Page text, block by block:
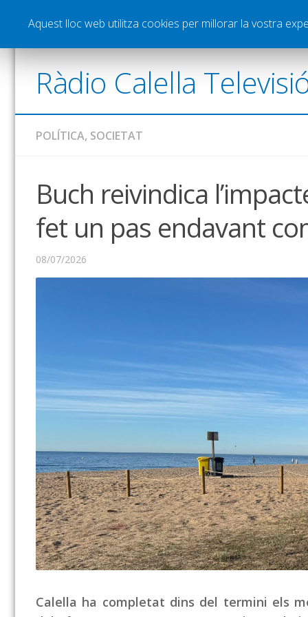
Notícies Esports Pòdcasts Vídeos
Ràdio Calella
POLÍTICA, SOCIETAT
Buch reivindica
fet un pas endavant
08/07/2026
Calella ha completat dins del termini els
Aquest lloc web utilitza cookies per millorar la vostra